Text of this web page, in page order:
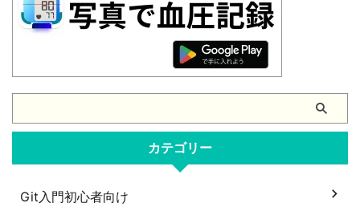
カテゴリー
Git入門初心者向け